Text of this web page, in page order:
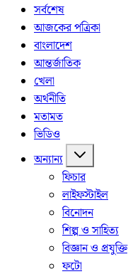
সর্বশেষ
আজকের পত্রিকা
বাংলাদেশ
আন্তর্জাতিক
খেলা
অর্থনীতি
মতামত
ভিডিও
অন্যান্য
ফিচার
লাইফস্টাইল
বিনোদন
শিল্প ও সাহিত্য
বিজ্ঞান ও প্রযুক্তি
ফটো